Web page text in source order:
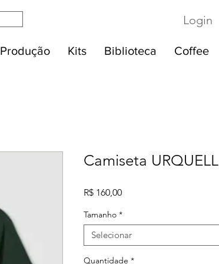
Login
Produção Kits Biblioteca Coffee
Camiseta URQUELL
R$ 160,00Preço
Tamanho *
Selecionar
Quantidade *